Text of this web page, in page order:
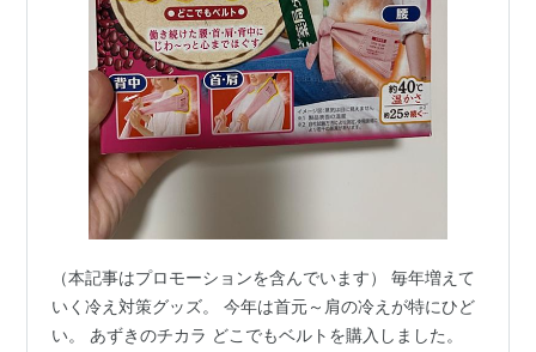
（本記事はプロモーションを含んでいます） 毎年増えて
いく冷え対策グッズ。 今年は首元～肩の冷えが特にひど
い。 あずきのチカラ どこでもベルトを購入しました。